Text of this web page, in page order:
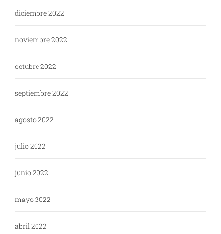
diciembre 2022
noviembre 2022
octubre 2022
septiembre 2022
agosto 2022
julio 2022
junio 2022
mayo 2022
abril 2022